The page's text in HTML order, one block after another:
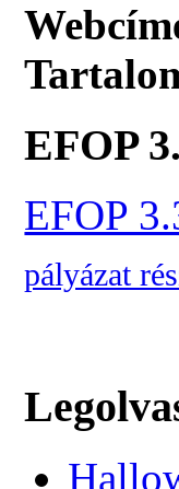
EFOP
EFOP
pályázat